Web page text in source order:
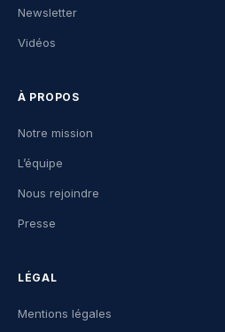
Newsletter
Vidéos
À PROPOS
Notre mission
L’équipe
Nous rejoindre
Presse
LÉGAL
Mentions légales